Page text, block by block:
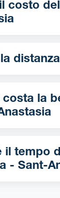
del
la
il tempo
- Sant-